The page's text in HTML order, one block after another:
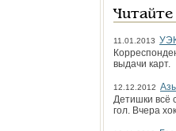
11.01.2013
выдачи карт.
12.12.2012
Детишки всё
гол. Вчера